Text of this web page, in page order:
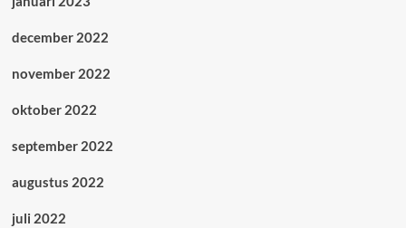
december 2022
november 2022
oktober 2022
september 2022
augustus 2022
juli 2022